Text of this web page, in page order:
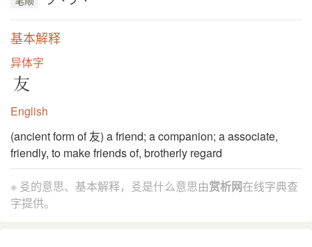
基本解释
异体字
友
English
(ancient form of 友) a friend; a companion; a associate,
friendly, to make friends of, brotherly regard
※ 㕛的意思、基本解释，㕛是什么意思由赏析网在线字典查
字提供。